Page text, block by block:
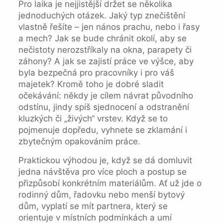
Pro laika je nejjistější držet se několika
jednoduchých otázek. Jaký typ znečištění
vlastně řešíte – jen nános prachu, nebo i řasy
a mech? Jak se bude chránit okolí, aby se
nečistoty nerozstříkaly na okna, parapety či
záhony? A jak se zajistí práce ve výšce, aby
byla bezpečná pro pracovníky i pro váš
majetek? Kromě toho je dobré sladit
očekávání: někdy je cílem návrat původního
odstínu, jindy spíš sjednocení a odstranění
kluzkých či „živých“ vrstev. Když se to
pojmenuje dopředu, vyhnete se zklamání i
zbytečným opakováním práce.
Praktickou výhodou je, když se dá domluvit
jedna návštěva pro více ploch a postup se
přizpůsobí konkrétním materiálům. Ať už jde o
rodinný dům, řadovku nebo menší bytový
dům, vyplatí se mít partnera, který se
orientuje v místních podmínkách a umí